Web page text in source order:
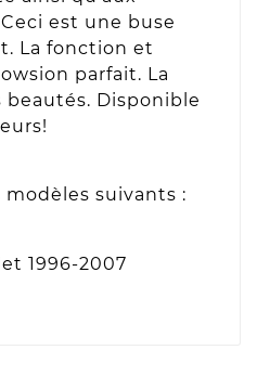
est une buse
La fonction et
parfait. La
Disponible
suivants :
1996-2007